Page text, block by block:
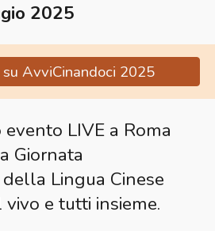
2025
AvviCinandoci 2025
LIVE a Roma
Giornata
Lingua Cinese
e tutti insieme.